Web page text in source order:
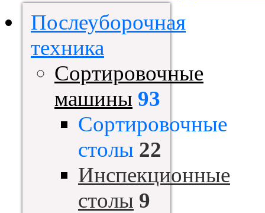
Послеуборочная
техника
Сортировочные
машины 93
Сортировочные
столы 22
Инспекционные
столы 9